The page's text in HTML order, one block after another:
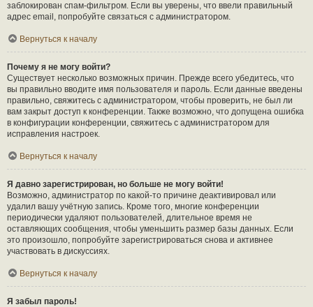
заблокирован спам-фильтром. Если вы уверены, что ввели правильный
адрес email, попробуйте связаться с администратором.
Вернуться к началу
Почему я не могу войти?
Существует несколько возможных причин. Прежде всего убедитесь, что
вы правильно вводите имя пользователя и пароль. Если данные введены
правильно, свяжитесь с администратором, чтобы проверить, не был ли
вам закрыт доступ к конференции. Также возможно, что допущена ошибка
в конфигурации конференции, свяжитесь с администратором для
исправления настроек.
Вернуться к началу
Я давно зарегистрирован, но больше не могу войти!
Возможно, администратор по какой-то причине деактивировал или
удалил вашу учётную запись. Кроме того, многие конференции
периодически удаляют пользователей, длительное время не
оставляющих сообщения, чтобы уменьшить размер базы данных. Если
это произошло, попробуйте зарегистрироваться снова и активнее
участвовать в дискуссиях.
Вернуться к началу
Я забыл пароль!